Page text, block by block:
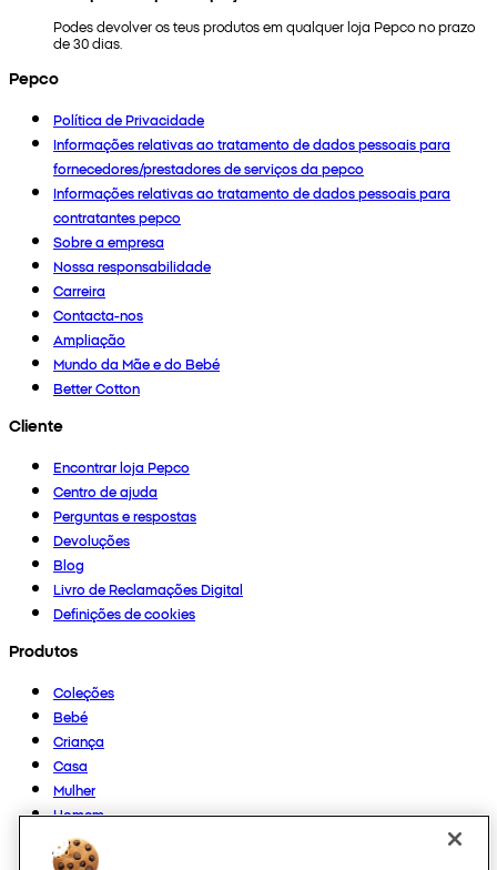
Podes devolver os teus produtos em qualquer loja Pepco no prazo
de 30 dias.
Pepco
Política de Privacidade
Informações relativas ao tratamento de dados pessoais para
fornecedores/prestadores de serviços da pepco
Informações relativas ao tratamento de dados pessoais para
contratantes pepco
Sobre a empresa
Nossa responsabilidade
Carreira
Contacta-nos
Ampliação
Mundo da Mãe e do Bebé
Better Cotton
Cliente
Encontrar loja Pepco
Centro de ajuda
Perguntas e respostas
Devoluções
Blog
Livro de Reclamações Digital
Definições de cookies
Produtos
Coleções
Bebé
Criança
Casa
Mulher
Homem
Outros